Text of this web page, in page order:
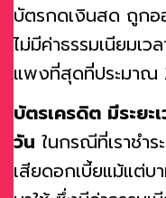
บัตรกดเงินสด ถูกอ
ไม่มีค่าธรรมเนียมเ
แพงที่สุดที่ประมาณ
บัตรเครดิต มีระย
วัน ในกรณีที่เราชำร
เสียดอกเบี้ยแม้แต่บ